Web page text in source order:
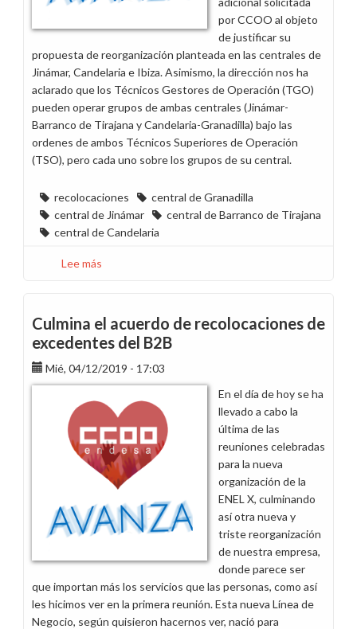
por CCOO al objeto
de justificar su
propuesta de reorganización planteada en las centrales de
Jinámar, Candelaria e Ibiza. Asimismo, la dirección nos ha
aclarado que los Técnicos Gestores de Operación (TGO)
pueden operar grupos de ambas centrales (Jinámar-
Barranco de Tirajana y Candelaria-Granadilla) bajo las
ordenes de ambos Técnicos Superiores de Operación
(TSO), pero cada uno sobre los grupos de su central.
recolocaciones
central de Granadilla
central de Jinámar
central de Barranco de Tirajana
central de Candelaria
Lee más
del
período
de
consultas
reorganización
centrales
Canarias
y
Baleares
Culmina el acuerdo de recolocaciones de
excedentes del B2B
Mié, 04/12/2019 - 17:03
En el día de hoy se ha
llevado a cabo la
última de las
reuniones celebradas
para la nueva
organización de la
ENEL X, culminando
así otra nueva y
triste reorganización
de nuestra empresa,
donde parece ser
que importan más los servicios que las personas, como así
les hicimos ver en la primera reunión. Esta nueva Línea de
Negocio, según quisieron hacernos ver, nació para